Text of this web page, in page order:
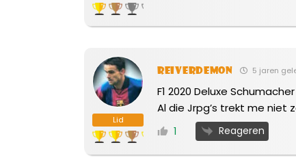
Lid
Reiverdemon 5 jaren
F1 2020 Deluxe
Al die Jrpg’s trekt me niet
1 Reageren